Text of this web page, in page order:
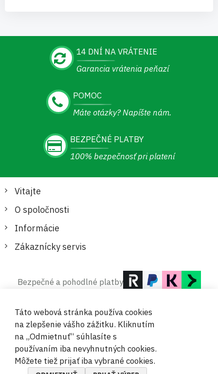
14 DNÍ NA VRÁTENIE
Garancia vrátenia peňazí
POMOC
Máte otázky? Napíšte nám.
BEZPEČNÉ PLATBY
100% bezpečnosť pri platení
Vitajte
O spoločnosti
Informácie
Zákaznícky servis
Bezpečné a pohodlné platby
© 2019-2026 Megamix s.r.o.
Táto webová stránka používa cookies
na zlepšenie vášho zážitku. Kliknutím
na „Odmietnuť“ súhlasíte s
používaním iba nevyhnutných cookies.
Môžete tiež prijať iba vybrané cookies.